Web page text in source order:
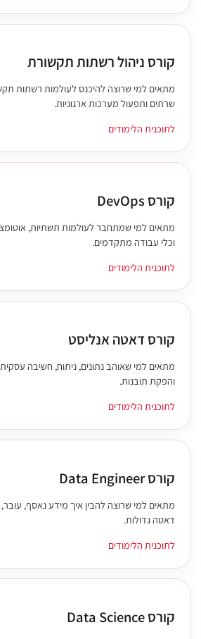
קורס ניהול רשתות תקשורת
מתאים למי שרוצה להיכנס לעולמות רשתות
שרתים ותפעול מערכות ארגוניות.
לתוכנית הלימודים
קורס DevOps
מתאים למי שמתחבר לעולמות תשתיות,
וכלי עבודה מתקדמים.
לתוכנית הלימודים
קורס דאטה אנליסט
מתאים למי שאוהב נתונים, ניתוח, חשיבה
והפקת תובנות.
לתוכנית הלימודים
קורס Data Engineer
מתאים למי שרוצה להבין איך מידע נאסף,
דאטה גדולות.
לתוכנית הלימודים
קורס Data Science